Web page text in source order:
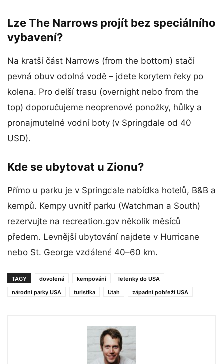
Lze The Narrows projít bez speciálního
vybavení?
Na kratší část Narrows (from the bottom) stačí
pevná obuv odolná vodě – jdete korytem řeky po
kolena. Pro delší trasu (overnight nebo from the
top) doporučujeme neoprenové ponožky, hůlky a
pronajmutelné vodní boty (v Springdale od 40
USD).
Kde se ubytovat u Zionu?
Přímo u parku je v Springdale nabídka hotelů, B&B a
kempů. Kempy uvnitř parku (Watchman a South)
rezervujte na recreation.gov několik měsíců
předem. Levnější ubytování najdete v Hurricane
nebo St. George vzdálené 40–60 km.
TAGY dovolená kempování
letenky do USA
národní parky USA
turistika Utah západní pobřeží USA